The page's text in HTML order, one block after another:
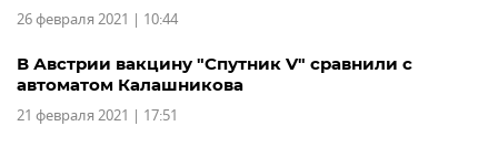
26 февраля 2021 | 10:44
В Австрии вакцину "Спутник V" сравнили с
автоматом Калашникова
21 февраля 2021 | 17:51